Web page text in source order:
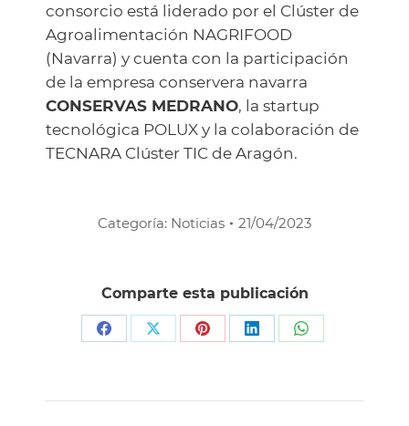
consorcio está liderado por el Clúster de
Agroalimentación NAGRIFOOD
(Navarra) y cuenta con la participación
de la empresa conservera navarra
CONSERVAS MEDRANO, la startup
tecnológica POLUX y la colaboración de
TECNARA Clúster TIC de Aragón.
Categoría: Noticias 21/04/2023
Comparte esta publicación
Share Share Share Share Share